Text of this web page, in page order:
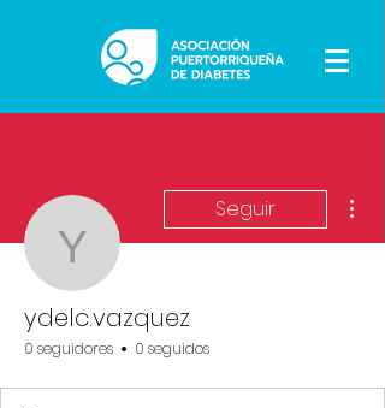
ydelc.vazquez
Seguir
ydelc.vazquez
0 seguidores 0 seguidos